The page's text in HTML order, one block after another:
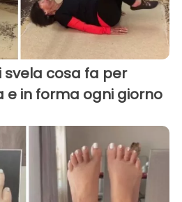
svela cosa fa per
e in forma ogni giorno